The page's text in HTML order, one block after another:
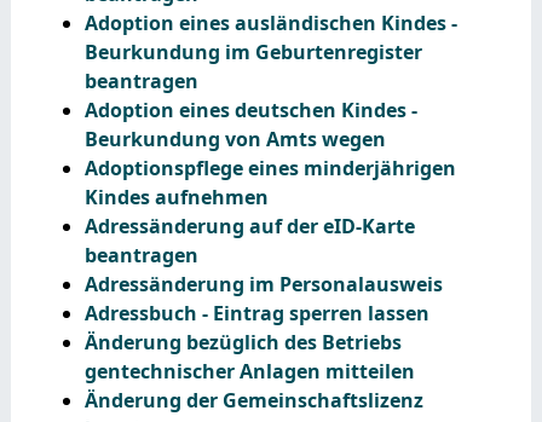
Adoption eines ausländischen Kindes -
Beurkundung im Geburtenregister
beantragen
Adoption eines deutschen Kindes -
Beurkundung von Amts wegen
Adoptionspflege eines minderjährigen
Kindes aufnehmen
Adressänderung auf der eID-Karte
beantragen
Adressänderung im Personalausweis
Adressbuch - Eintrag sperren lassen
Änderung bezüglich des Betriebs
gentechnischer Anlagen mitteilen
Änderung der Gemeinschaftslizenz